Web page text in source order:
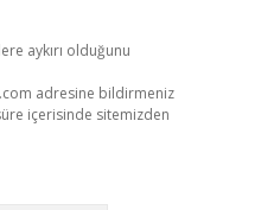
aykırı olduğunu
adresine bildirmeniz
içerisinde sitemizden